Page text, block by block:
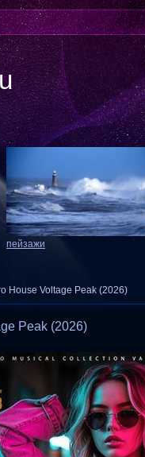
пейзажи
House Voltage Peak (2026)
Peak (2026)